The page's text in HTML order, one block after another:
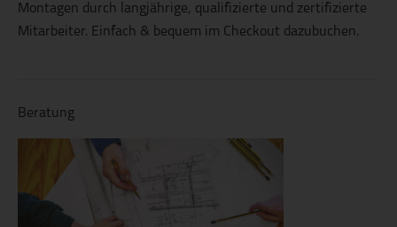
Montagen durch langjährige, qualifizierte und zertifizierte
Mitarbeiter. Einfach & bequem im Checkout dazubuchen.
Beratung